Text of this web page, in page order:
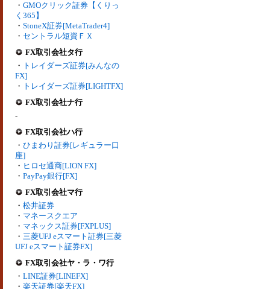
・ GMOクリック証券【くりっ
く365】
・ StoneX証券[MetaTrader4]
・ セントラル短資ＦＸ
FX取引会社タ行
・ トレイダーズ証券[みんなの
FX]
・ トレイダーズ証券[LIGHTFX]
FX取引会社ナ行
-
FX取引会社ハ行
・ ひまわり証券[レギュラー口
座]
・ ヒロセ通商[LION FX]
・ PayPay銀行[FX]
FX取引会社マ行
・ 松井証券
・ マネースクエア
・ マネックス証券[FXPLUS]
・ 三菱UFJ eスマート証券[三菱
UFJ eスマート証券FX]
FX取引会社ヤ・ラ・ワ行
・ LINE証券[LINEFX]
・ 楽天証券[楽天FX]